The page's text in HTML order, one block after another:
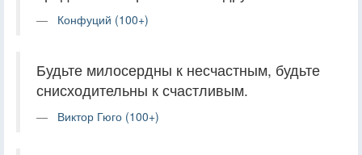
Конфуций (100+)
Будьте милосердны к несчастным, будьте
снисходительны к счастливым.
Виктор Гюго (100+)